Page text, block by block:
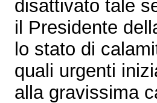
disattivato tale
il Presidente
lo stato di
quali urgenti
alla gravissima